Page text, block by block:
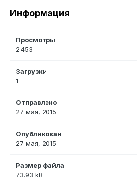
Информация
Просмотры
2 453
Загрузки
1
Отправлено
27 мая, 2015
Опубликован
27 мая, 2015
Размер файла
73.93 kB